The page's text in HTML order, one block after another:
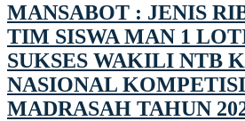
MANSABOT : JENIS
TIM SISWA MAN 1
SUKSES WAKILI NTB
NASIONAL
MADRASAH TAHUN